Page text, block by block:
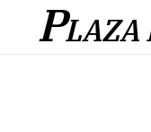
PLAZA